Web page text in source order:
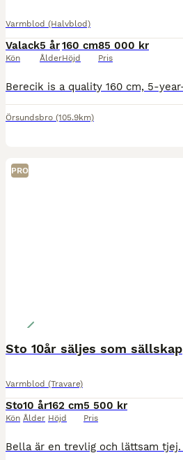
Varmblod (Halvblod)
Valack
Kön
5 år
Ålder
160 cm
Höjd
85 000 kr
Pris
Örsundsbro (105.9km)
PRO
Sto 10år säljes som sällskap
Varmblod (Travare)
Sto
Kön
10 år
Ålder
162 cm
Höjd
5 500 kr
Pris